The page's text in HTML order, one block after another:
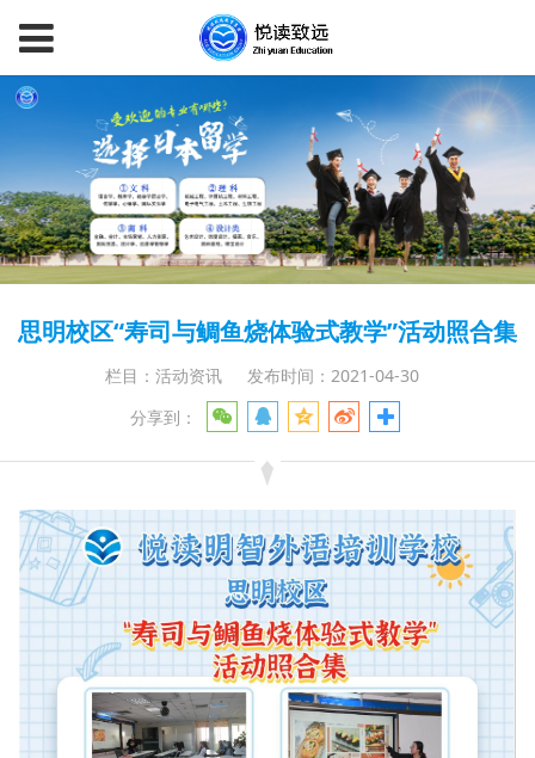
思明校区“寿司与鲷鱼烧体验式教学”活动照合集
栏目：活动资讯
发布时间：2021-04-30
分享到：